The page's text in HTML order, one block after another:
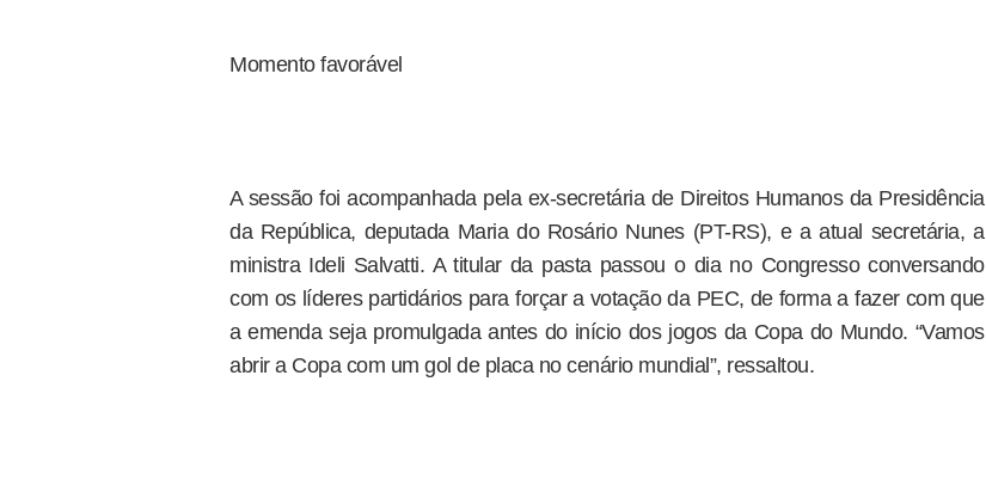
Momento favorável
A sessão foi acompanhada pela ex-secretária de Direitos Humanos da Presidência
da República, deputada Maria do Rosário Nunes (PT-RS), e a atual secretária, a
ministra Ideli Salvatti. A titular da pasta passou o dia no Congresso conversando
com os líderes partidários para forçar a votação da PEC, de forma a fazer com que
a emenda seja promulgada antes do início dos jogos da Copa do Mundo. “Vamos
abrir a Copa com um gol de placa no cenário mundial”, ressaltou.